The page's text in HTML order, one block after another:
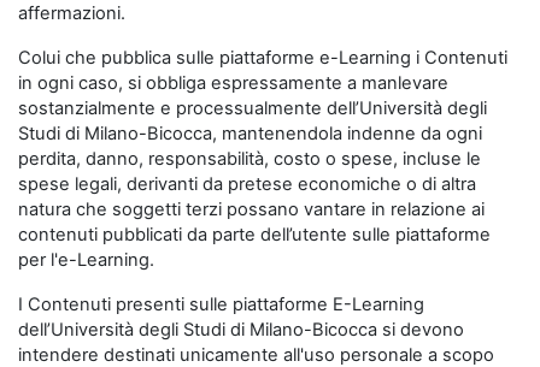
affermazioni.
Colui che pubblica sulle piattaforme e-Learning i Contenuti
in ogni caso, si obbliga espressamente a manlevare
sostanzialmente e processualmente dell’Università degli
Studi di Milano-Bicocca, mantenendola indenne da ogni
perdita, danno, responsabilità, costo o spese, incluse le
spese legali, derivanti da pretese economiche o di altra
natura che soggetti terzi possano vantare in relazione ai
contenuti pubblicati da parte dell’utente sulle piattaforme
per l'e-Learning.
I Contenuti presenti sulle piattaforme E-Learning
dell’Università degli Studi di Milano-Bicocca si devono
intendere destinati unicamente all'uso personale a scopo